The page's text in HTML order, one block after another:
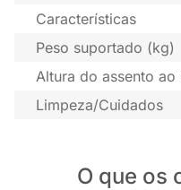
Características
Peso suportado (kg)
Altura do assento ao
Limpeza/Cuidados
O que os